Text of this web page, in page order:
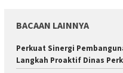
BACAAN LAINNYA
Perkuat Sinergi
Langkah Proaktif Dinas